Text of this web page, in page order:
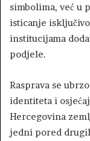
simbolima, već u
isticanje
institucijama
podjele.
Rasprava se
identiteta i
Hercegovina
jedni pored